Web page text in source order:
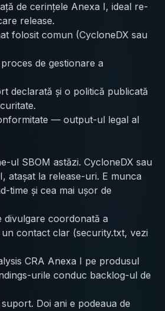
de cerințele Anexa I, ideal re-
release.
folosit comun (CycloneDX sau
de gestionare a
declarată și o politică publicată
— output-ul legal al
ul SBOM astăzi. CycloneDX sau
atașat la release-uri. E munca
time și cea mai ușor de
divulgare coordonată a
contact clar (security.txt, vezi
CRA Anexa I pe produsul
urile conduc backlog-ul de
Doi ani e podeaua de